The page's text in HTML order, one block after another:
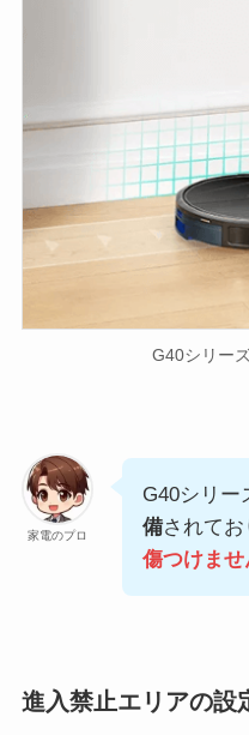
G40シリー
家電のプロ
G40シリー
備されてお
傷つけませ
進入禁止エリアの設